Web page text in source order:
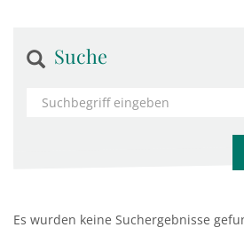
Suche
Es wurden keine Suchergebnisse